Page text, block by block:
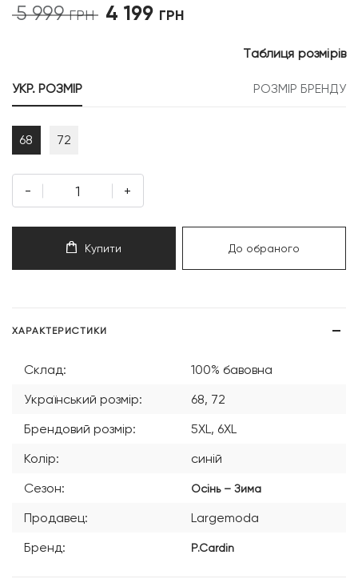
5 999ГРН
Оригінальна
4 199 ГРН
УКР. РОЗМІР
РОЗМІР БРЕНДУ
Таблиця розмірів
68 72
- +
Купити До обраного
ХАРАКТЕРИСТИКИ
Склад:
100% бавовна
Український розмір:
68, 72
Брендовий розмір:
5XL, 6XL
Колір:
синій
Сезон:
Осінь – Зима
Продавец:
Largemoda
Бренд:
P.Cardin